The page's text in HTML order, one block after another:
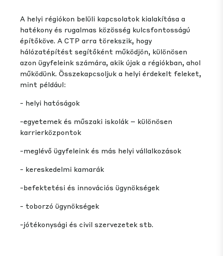
A helyi régiókon belüli kapcsolatok kialakítása a
hatékony és rugalmas közösség kulcsfontosságú
építőköve. A CTP arra törekszik, hogy
hálózatépítést segítőként működjön, különösen
azon ügyfeleink számára, akik újak a régiókban, ahol
működünk. Összekapcsoljuk a helyi érdekelt feleket,
mint például:
- helyi hatóságok
-egyetemek és műszaki iskolák – különösen
karrierközpontok
-meglévő ügyfeleink és más helyi vállalkozások
- kereskedelmi kamarák
-befektetési és innovációs ügynökségek
- toborzó ügynökségek
-jótékonysági és civil szervezetek stb.